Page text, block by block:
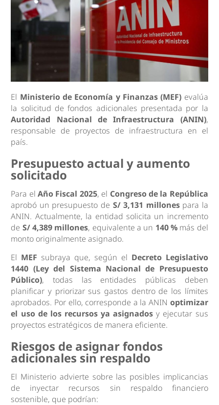
El Ministerio de Economía y Finanzas (MEF) evalúa
la solicitud de fondos adicionales presentada por la
Autoridad Nacional de Infraestructura (ANIN),
responsable de proyectos de infraestructura en el
país.
Presupuesto actual y aumento
solicitado
Para elAño Fiscal 2025, el Congreso de la República
aprobó un presupuesto de S/ 3,131 millonespara la
ANIN. Actualmente, la entidad solicita un incremento
de S/ 4,389 millones, equivalente a un 140 % más del
monto originalmente asignado.
El MEF subraya que, según el Decreto Legislativo
1440 (Ley del Sistema Nacional de Presupuesto
Público), todas las entidades públicas deben
planificar y priorizar sus gastos dentro de los límites
aprobados. Por ello, corresponde a la ANIN optimizar
el uso de los recursos ya asignados y ejecutar sus
proyectos estratégicos de manera eficiente.
Riesgos de asignar fondos
adicionales sin respaldo
El Ministerio advierte sobre las posibles implicancias
de inyectar recursos sin respaldo financiero
sostenible, que podrían: